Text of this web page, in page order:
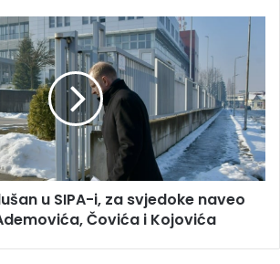
u SIPA-i, za svjedoke naveo
Čovića i Kojovića